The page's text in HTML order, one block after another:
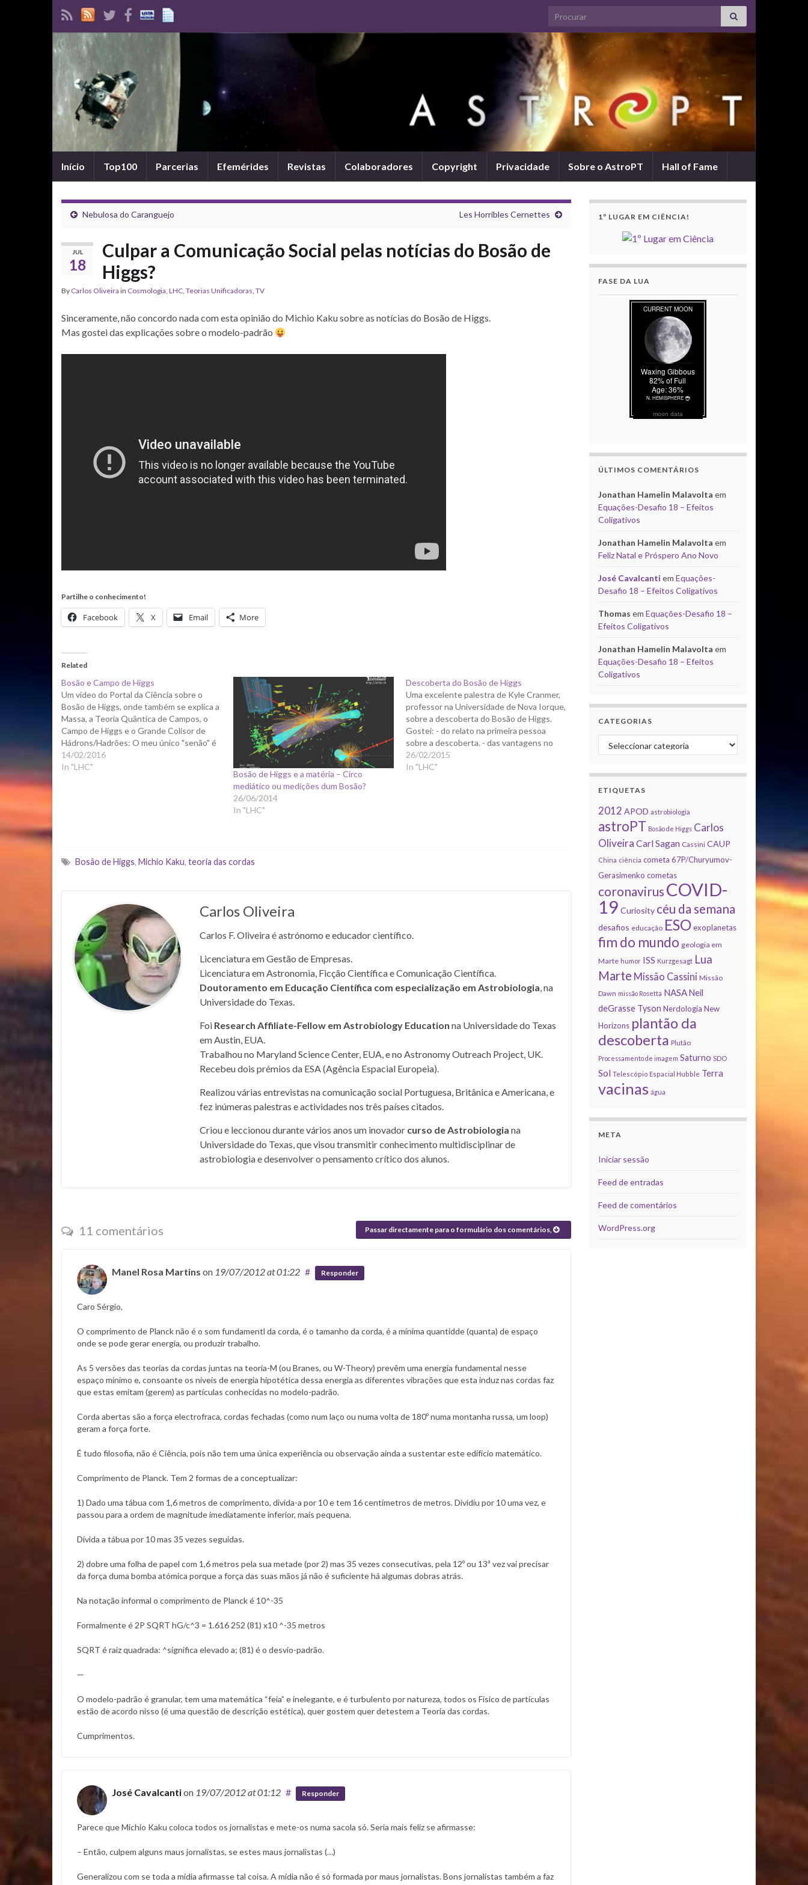
Search for:
Início Top100 Parcerias Efemérides Revistas Colaboradores Copyright Privacidade Sobre o AstroPT Hall of Fame
Nebulosa do Caranguejo Les Horribles Cernettes
JUL
18
Culpar a Comunicação Social pelas notícias do Bosão de
Higgs?
By Carlos Oliveira in Cosmologia, LHC, Teorias Unificadoras, TV
Sinceramente, não concordo nada com esta opinião do Michio Kaku sobre as notícias do Bosão de Higgs.
Mas gostei das explicações sobre o modelo-padrão
Partilhe o conhecimento!
Facebook X Email More
Related
Bosão e Campo de Higgs
Um vídeo do Portal da Ciência sobre o
Bosão de Higgs, onde também se explica a
Massa, a Teoria Quântica de Campos, o
Campo de Higgs e o Grande Colisor de
Hádrons/Hadrões: O meu único "senão" é
a utilização da palavra "acreditamos" aos
3:28. A crença não faz parte da…
14/02/2016
In "LHC"
Bosão de Higgs e a matéria – Circo
mediático ou medições dum Bosão?
26/06/2014
In "LHC"
Descoberta do Bosão de Higgs
Uma excelente palestra de Kyle Cranmer,
professor na Universidade de Nova Iorque,
sobre a descoberta do Bosão de Higgs.
Gostei: - do relato na primeira pessoa
sobre a descoberta. - das vantagens no
dia-a-dia, que nem nos damos conta, por
existir investigação em física de partículas
26/02/2015
In "LHC"
Bosão de Higgs, Michio Kaku, teoria das cordas
Carlos Oliveira
Carlos F. Oliveira é astrónomo e educador científico.
Licenciatura em Gestão de Empresas.
Licenciatura em Astronomia, Ficção Científica e Comunicação Científica.
Doutoramento em Educação Científica com especialização em Astrobiologia, na
Universidade do Texas.
Foi Research Affiliate-Fellow em Astrobiology Education na Universidade do Texas
em Austin, EUA.
Trabalhou no Maryland Science Center, EUA, e no Astronomy Outreach Project, UK.
Recebeu dois prémios da ESA (Agência Espacial Europeia).
Realizou várias entrevistas na comunicação social Portuguesa, Britânica e Americana, e
fez inúmeras palestras e actividades nos três países citados.
Criou e leccionou durante vários anos um inovador curso de Astrobiologia na
Universidade do Texas, que visou transmitir conhecimento multidisciplinar de
astrobiologia e desenvolver o pensamento crítico dos alunos.
11 comentários Passar directamente para o formulário dos comentários,
Manel Rosa Martins on 19/07/2012at 01:22 # Responder
Caro Sérgio,
O comprimento de Planck não é o som fundamentl da corda, é o tamanho da corda, é a mínima quantidde (quanta) de espaço
onde se pode gerar energia, ou produzir trabalho.
As 5 versões das teorias da cordas juntas na teoria-M (ou Branes, ou W-Theory) prevêm uma energia fundamental nesse
espaço mínimo e, consoante os níveis de energia hipotética dessa energia as diferentes vibrações que esta induz nas cordas faz
que estas emitam (gerem) as partículas conhecidas no modelo-padrão.
Corda abertas são a força electrofraca, cordas fechadas (como num laço ou numa volta de 180º numa montanha russa, um loop)
geram a força forte.
É tudo filosofia, não é Ciência, pois não tem uma única experiência ou observação ainda a sustentar este edifício matemático.
Comprimento de Planck. Tem 2 formas de a conceptualizar:
1) Dado uma tábua com 1,6 metros de comprimento, divida-a por 10 e tem 16 centímetros de metros. Dividiu por 10 uma vez, e
passou para a ordem de magnitude imediatamente inferior, mais pequena.
Dívida a tábua por 10 mas 35 vezes seguidas.
2) dobre uma folha de papel com 1,6 metros pela sua metade (por 2) mas 35 vezes consecutivas, pela 12º ou 13ª vez vai precisar
da força duma bomba atómica porque a força das suas mãos já não é suficiente há algumas dobras atrás.
Na notação informal o comprimento de Planck é 10^-35
Formalmente é 2P SQRT hG/c^3 = 1.616 252 (81) x10 ^-35 metros
SQRT é raiz quadrada: ^significa elevado a; (81) é o desvio-padrão.
—
O modelo-padrão é granular, tem uma matemática “feia” e inelegante, e é turbulento por natureza, todos os Físico de partículas
estão de acordo nisso (é uma questão de descrição estética), quer gostem quer detestem a Teoria das cordas.
Cumprimentos.
José Cavalcantion 19/07/2012at 01:12 # Responder
Parece que Michio Kaku coloca todos os jornalistas e mete-os numa sacola só. Seria mais feliz se afirmasse:
– Então, culpem alguns maus jornalistas, se estes maus jornalistas (…)
Generalizou com se toda a mídia afirmasse tal coisa. A mídia não é só formada por maus jornalistas. Bons jornalistas também a faz
1º LUGAR EM CIÊNCIA!
FASE DA LUA
moon data
ÚLTIMOS COMENTÁRIOS
Jonathan Hamelin Malavolta em
Equações-Desafio 18 – Efeitos
Coligativos
Jonathan Hamelin Malavolta em
Feliz Natal e Próspero Ano Novo
José Cavalcanti em Equações-
Desafio 18 – Efeitos Coligativos
Thomas em Equações-Desafio 18 –
Efeitos Coligativos
Jonathan Hamelin Malavolta em
Equações-Desafio 18 – Efeitos
Coligativos
CATEGORIAS
Categorias
ETIQUETAS
2012 APOD astrobiologia
astroPT Bosão de Higgs Carlos
Oliveira Carl Sagan Cassini CAUP
China ciência cometa 67P/Churyumov-
Gerasimenko cometas
coronavirus COVID-
19 Curiosity céu da semana
desafios educação ESO exoplanetas
fim do mundo geologia em
Marte humor ISS Kurzgesagt Lua
Marte Missão Cassini Missão
Dawn missão Rosetta NASA Neil
deGrasse Tyson Nerdologia New
Horizons plantão da
descoberta Plutão
Processamento de imagem Saturno SDO
Sol Telescópio Espacial Hubble Terra
vacinas água
META
Iniciar sessão
Feed de entradas
Feed de comentários
WordPress.org